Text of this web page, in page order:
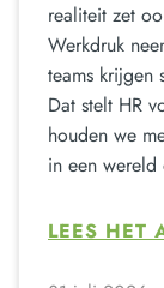
realiteit zet
Werkdruk
teams krijgen
Dat stelt HR
houden we
in een
LEES HET